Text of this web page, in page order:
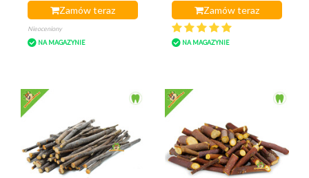
Zamów teraz
Nieoceniony
NA MAGAZYNIE
Zamów teraz
NA MAGAZYNIE